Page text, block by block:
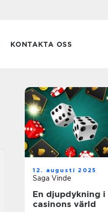
KONTAKTA OSS
12. augusti 2025
Saga Vinde
En djupdykning i
casinons värld